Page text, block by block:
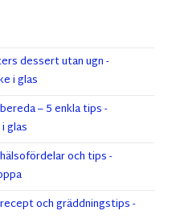
dessert utan ugn -
i glas
– 5 enkla tips -
glas
och tips -
och gräddningstips -